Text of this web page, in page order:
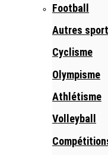
Football
Autres
Cyclisme
Olympisme
Athlétisme
Volleyball